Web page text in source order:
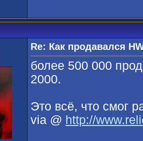
Re: Как продавался
более 500 000
2000.
Это всё, что смог
via @ http://